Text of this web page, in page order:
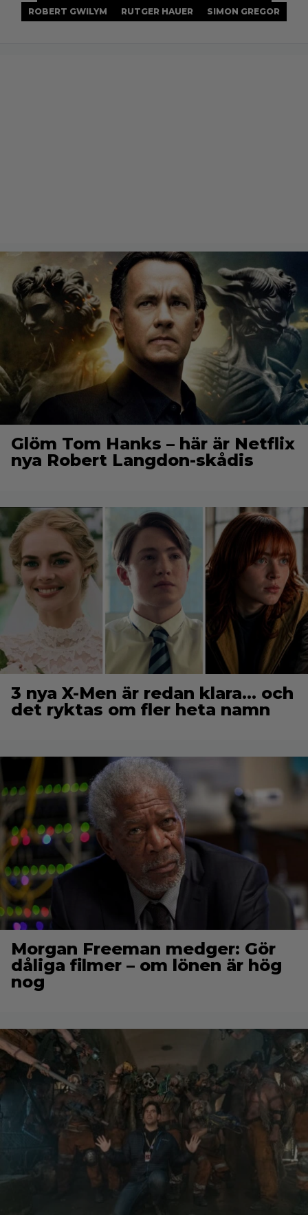
ROBERT GWILYM
RUTGER HAUER SIMON GREGOR
Glöm Tom Hanks – här är Netflix
nya Robert Langdon-skådis
3 nya X-Men är redan klara… och
det ryktas om fler heta namn
Morgan Freeman medger: Gör
dåliga filmer – om lönen är hög
nog